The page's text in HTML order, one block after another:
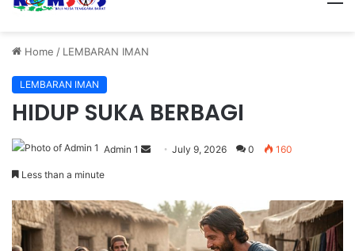
Home / LEMBARAN IMAN
LEMBARAN IMAN
HIDUP SUKA BERBAGI
Admin 1
a
n
July 9, 2026 0 160
Less than a minute